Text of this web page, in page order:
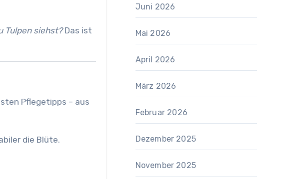
Tulpen siehst?Das ist
Pflegetipps – aus
die Blüte.
Juni 2026
Mai 2026
April 2026
März 2026
Februar 2026
Dezember 2025
November 2025